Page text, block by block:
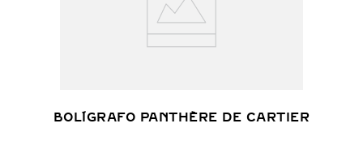
BOLÍGRAFO PANTHÈRE DE CARTIER